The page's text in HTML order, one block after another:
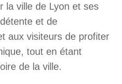
la ville de Lyon et ses
et de
aux visiteurs de profiter
tout en étant
de la ville.